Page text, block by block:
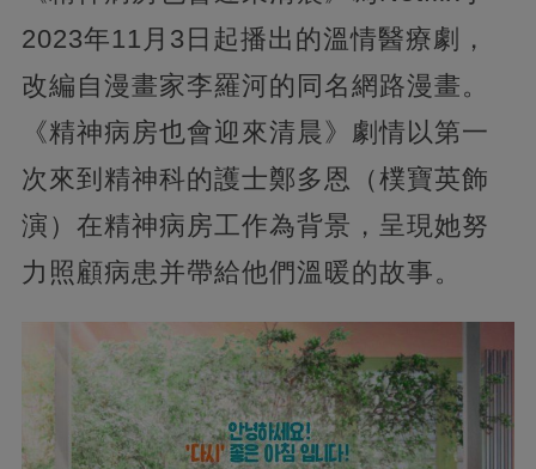
2023年11月3日起播出的溫情醫療劇，
改編自漫畫家李羅河的同名網路漫畫。
《精神病房也會迎來清晨》劇情以第一
次來到精神科的護士鄭多恩（樸寶英飾
演）在精神病房工作為背景，呈現她努
力照顧病患并帶給他們溫暖的故事。